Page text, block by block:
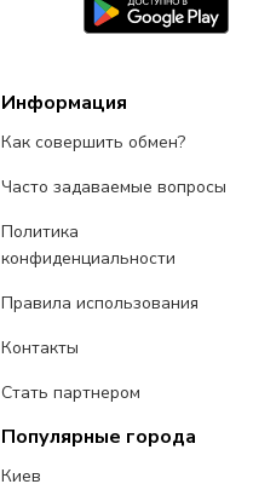
Информация
Как совершить обмен?
Часто задаваемые вопросы
Политика
конфиденциальности
Правила использования
Контакты
Стать партнером
Популярные города
Киев